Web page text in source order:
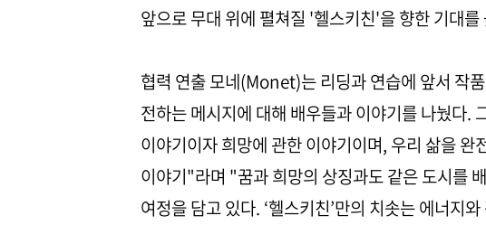
앞으로 무대 위에 펼쳐질 '헬스키친'을 향한 기대를
협력 연출 모네(Monet)는 리딩과 연습에 앞서 작
전하는 메시지에 대해 배우들과 이야기를 나눴다.
이야기이자 희망에 관한 이야기이며, 우리 삶을
이야기"라며 "꿈과 희망의 상징과도 같은 도시를
여정을 담고 있다. ‘헬스키친’만의 치솟는 에너지